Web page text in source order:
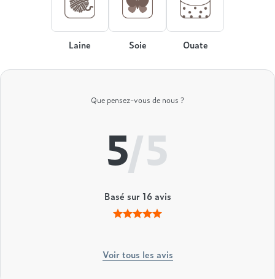
Laine Soie Ouate
Que pensez-vous de nous ?
5/5
Basé sur16avis
Voir tous les avis